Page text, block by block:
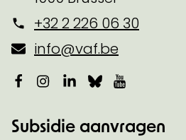
+32 2 226 06 30
info@vaf.be
Facebook
Instagram
LinkedIn
Bluesky
Subsidie aanvragen